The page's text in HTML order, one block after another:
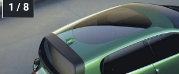
1 / 8 Gündem Özel
Günün görüntüsü
Haber